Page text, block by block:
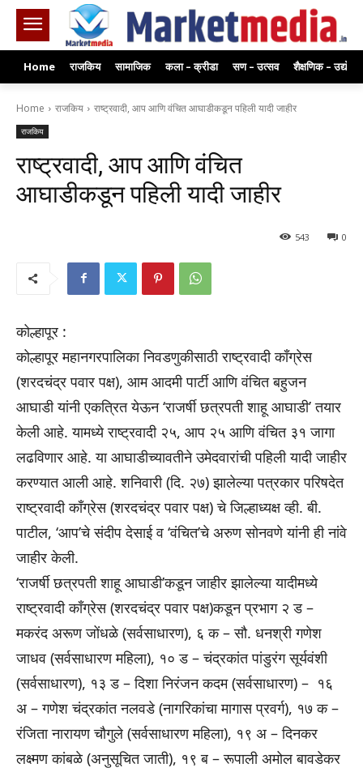
Home राजकिय सामाजिक कला – क्रीडा सण – उत्सव शैक्षणिक – उद्योग
Home राजकिय राष्ट्रवादी, आप आणि वंचित आघाडीकडून पहिली यादी जाहीर
राजकिय
राष्ट्रवादी, आप आणि वंचित
आघाडीकडून पहिली यादी जाहीर
0
543
कोल्हापूर :
कोल्हापूर महानगरपालिका निवडणुकीसाठी राष्ट्रवादी कॉंग्रेस
(शरदचंद्र पवार पक्ष), आम आदमी पार्टी आणि वंचित बहुजन
आघाडी यांनी एकत्रित येऊन ‘राजर्षी छत्रपती शाहू आघाडी’ तयार
केली आहे. यामध्ये राष्ट्रवादी २५, आप २५ आणि वंचित ३१ जागा
लढविणार आहे. या आघाडीच्यावतीने उमेदवारांची पहिली यादी जाहीर
करण्यात आली आहे. शनिवारी (दि. २७) झालेल्या पत्रकार परिषदेत
राष्ट्रवादी काँग्रेस (शरदचंद्र पवार पक्ष) चे जिल्हाध्यक्ष व्ही. बी.
पाटील, ‘आप’चे संदीप देसाई व ‘वंचित’चे अरुण सोनवणे यांनी ही नांवे
जाहीर केली.
‘राजर्षी छत्रपती शाहू आघाडी’कडून जाहीर झालेल्या यादीमध्ये
राष्ट्रवादी काँग्रेस (शरदचंद्र पवार पक्ष)कडून प्रभाग २ ड –
मकरंद अरूण जोंधळे (सर्वसाधारण), ६ क – सौ. धनश्री गणेश
जाधव (सर्वसाधारण महिला), १० ड – चंद्रकांत पांडुरंग सूर्यवंशी
(सर्वसाधारण), १३ ड – दिशा निरंजन कदम (सर्वसाधारण) – १६
अ – गणेश चंद्रकांत नलवडे (नागरिकांचा मागास प्रवर्ग), १७ क –
रंजिता नारायण चौगुले (सर्वसाधारण महिला), १९ अ – दिनकर
लक्ष्मण कांबळे (अनुसूचित जाती), १९ ब – रूपाली अमोल बावडेकर